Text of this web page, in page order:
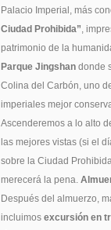
Palacio Imperial, más
Ciudad Prohibida”,
patrimonio de la
Parque Jingshan donde
Colina del Carbón, uno
imperiales mejor
Ascenderemos a lo alto
las mejores vistas (si el
sobre la Ciudad
merecerá la pena.
Después del almuerzo,
incluimos excursión en